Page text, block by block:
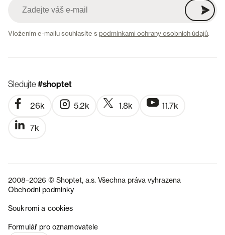
Vložením e-mailu souhlasíte spodmínkami ochrany osobních údajů.
Sledujte#shoptet
26k 5.2k 1.8k 11.7k
7k
2008–2026 © Shoptet, a.s. Všechna práva vyhrazena
Obchodní podmínky
Soukromí a cookies
Formulář pro oznamovatele